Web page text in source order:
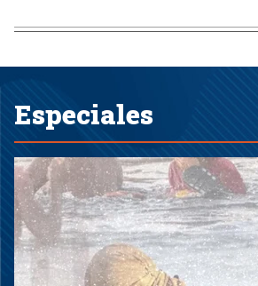
Especiales